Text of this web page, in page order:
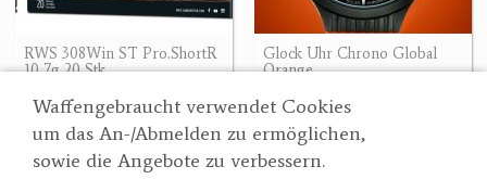
Waffengebraucht verwendet Cookies
um das An-/Abmelden zu ermöglichen,
sowie die Angebote zu verbessern.
RWS 308Win ST Pro.ShortR
10,7g 20 Stk.
122.90 €
Glock Uhr Chrono Global
Orange